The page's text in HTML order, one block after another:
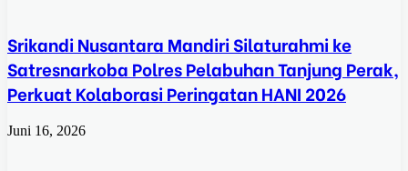
Srikandi Nusantara Mandiri Silaturahmi ke
Satresnarkoba Polres Pelabuhan Tanjung Perak,
Perkuat Kolaborasi Peringatan HANI 2026
Juni 16, 2026